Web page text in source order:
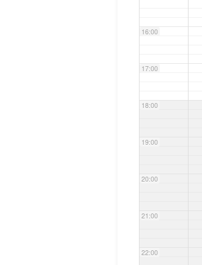
16:00
17:00
18:00
19:00
20:00
21:00
22:00